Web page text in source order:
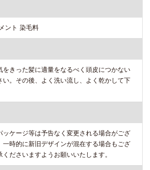
ント 染毛料
をきった髪に適量をなるべく頭皮につかない
い。その後、よく洗い流し、よく乾かして下
ッケージ等は予告なく変更される場合がござ
一時的に新旧デザインが混在する場合もござ
ださいますようお願いいたします。